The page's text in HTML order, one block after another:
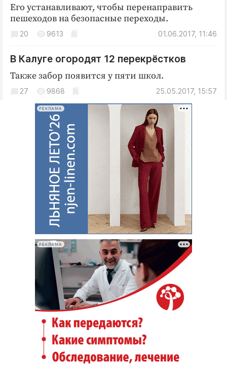
Его устанавливают, чтобы перенаправить
пешеходов на безопасные переходы.
01.06.2017, 11:46
20 9613
В Калуге огородят 12 перекрёстков
Также забор появится у пяти школ.
25.05.2017, 15:57
27 9868
РЕКЛАМА
РЕКЛАМА